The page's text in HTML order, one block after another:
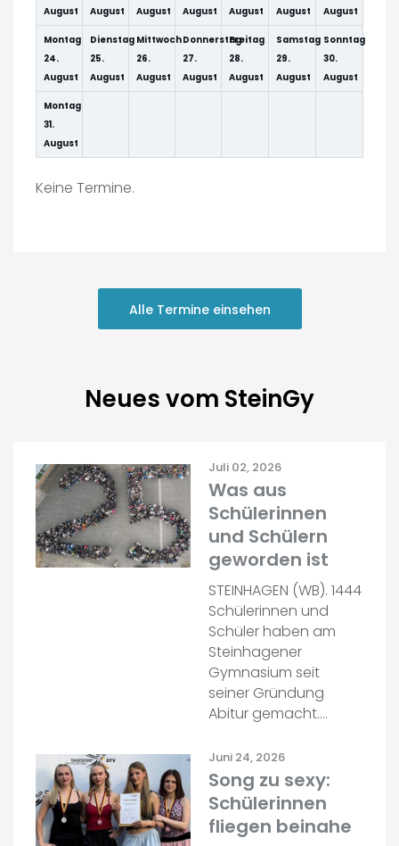
August
August
August
August
August
August
August
Montag
24.
August
Dienstag
25.
August
Mittwoch
26.
August
Donnerstag
27.
August
Freitag
28.
August
Samstag
29.
August
Sonntag
30.
August
Montag
31.
August
Keine Termine.
Alle Termine einsehen
Neues vom SteinGy
Juli 02, 2026
Was aus
Schülerinnen
und Schülern
geworden ist
STEINHAGEN (WB). 1444
Schülerinnen und
Schüler haben am
Steinhagener
Gymnasium seit
seiner Gründung
Abitur gemacht.…
Juni 24, 2026
Song zu sexy:
Schülerinnen
fliegen beinahe